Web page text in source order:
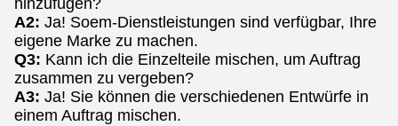
hinzufügen?
A2: Ja! Soem-Dienstleistungen sind verfügbar, Ihre
eigene Marke zu machen.
Q3: Kann ich die Einzelteile mischen, um Auftrag
zusammen zu vergeben?
A3: Ja! Sie können die verschiedenen Entwürfe in
einem Auftrag mischen.